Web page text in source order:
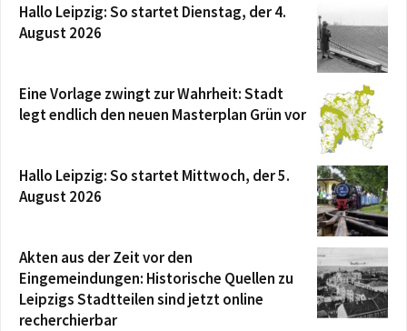
Hallo Leipzig: So startet Dienstag, der 4.
August 2026
Eine Vorlage zwingt zur Wahrheit: Stadt
legt endlich den neuen Masterplan Grün vor
Hallo Leipzig: So startet Mittwoch, der 5.
August 2026
Akten aus der Zeit vor den
Eingemeindungen: Historische Quellen zu
Leipzigs Stadtteilen sind jetzt online
recherchierbar